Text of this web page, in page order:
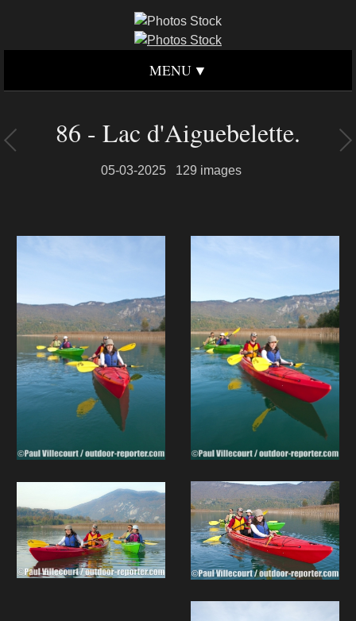
MENU
86 - Lac d'Aiguebelette.
05-03-2025 129 images